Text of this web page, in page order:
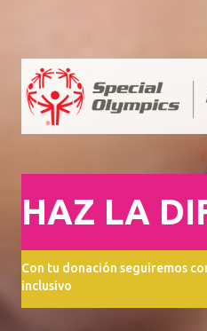
HAZ LA
Con tu donación seguiremos
inclusivo